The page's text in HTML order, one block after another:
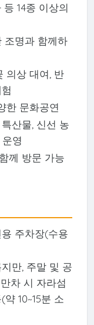
14종 이상의
조명과 함께하
의상 대여, 반
한 문화공연
산물, 신선 농
영
께 방문 가능
주차장(수용
만, 주말 및 공
차 시 자라섬
10~15분 소